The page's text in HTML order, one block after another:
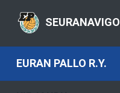
EURAN PALLO R.Y.